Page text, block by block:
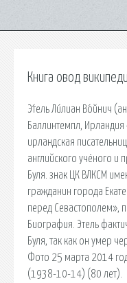
Книга овод
Э́тель Ли́лиан Во́йнич
Баллинтемпл,
ирландская
английского учёного
Буля. знак ЦК ВЛКСМ
гражданин города
перед Севастополем»,
Биография. Этель
Буля, так как он умер
Фото 25 марта 2014
(1938-10-14) (80 лет).